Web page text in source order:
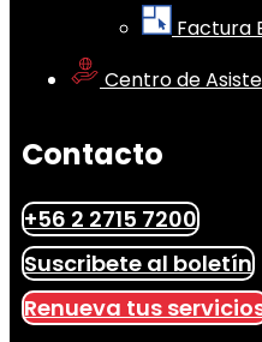
Factura
Centro de
Contacto
+56 2 2715 7200
Suscribete al boletín
Renueva tus